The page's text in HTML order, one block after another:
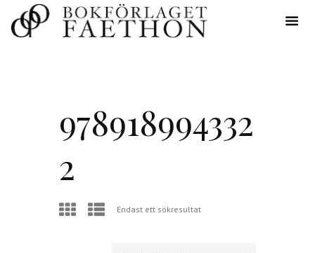
978918994332
2
Endast ett sökresultat